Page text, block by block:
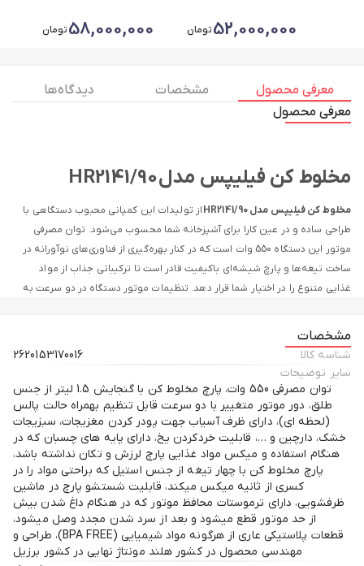
52,000,000تومان 58,000,000تومان
معرفی محصول مشخصات
دیدگاه ها
معرفی محصول
مخلوط کن فیلیپس مدلHR2141/90
مخلوط کن فیلیپس مدل HR2141/90
از تولیدات این کمپانی محبوب دستگاهی با
طراحی ساده و در عین کارا برای آشپزخانه شما محسوب می‌شود. توان مصرفی
موتور این دستگاه 550 وات است که در کنار بهره‌گیری از فناوری‌های نوآورانه در
ساخت تیغه‌ها و پارچ شیشه‌ای باکیفیت قادر است تا ترکیباتی جذاب از مواد
غذایی متنوع را در اختیار شما قرار دهد. تنظیمات موتور دستگاه در دو سرعت به
در کوچک‌ترین محدوده ممکن از آشپزخانه دستگاه را نگهداری و از آن استفاده
کنید.
سیستم انحصاری ProBlend
این سیستم خلاقانه مرکب از 3 ویژگی مخلوط کن فیلیپس است که ترکیبات کاملا
صاف و بدون گوله‌شدن را در کوتاه‌ترین زمان ممکن در اختیار شما قرار می‌دهد.
موتور قدرتمند 550 واتی اولین مولفه این فناوری است. این موتور نیروی لازم
برای گردش یکنواخت مواد غذایی درون پارچ را تامین می‌کند. مولفه دوم طراحی
تیغه‌های استیل است که فرایند برش و ترکیب کردن مواد غذایی را به بهترین
شکل به انجام می‌رساند. آخرین المان نیز مربوط به پارچ پلاستیکی این مخلوط کن
بوده که به لطف برخورداری از فرم ایده‌آل مواد غذایی را به سمت تیغه‌های
دستگاه هدایت می‌کند.
مشخصات
شناسه کالا
2620153170016
سایر توضیحات
توان مصرفی 550 وات، پارچ مخلوط کن با گنجایش 1.5 لیتر از جنس
طلق، دور موتور متغییر با دو سرعت قابل تنظیم بهمراه حالت پالس
(لحظه ای)، دارای ظرف آسیاب جهت پودر کردن مغزیجات، سبزیجات
خشک، دارچین و …، قابلیت خردکردن یخ، دارای پایه های چسبان که در
هنگام استفاده و میکس مواد غذایی پارچ لرزش و تکان نداشته باشد،
پارچ مخلوط کن با چهار تیغه از جنس استیل که براحتی مواد را در
کسری از ثانیه میکس میکند، قابلیت شستشو پارچ در ماشین
ظرفشویی، دارای ترموستات محافظ موتور که در هنگام داغ شدن بیش
از حد موتور قطع میشود و بعد از سرد شدن مجدد وصل میشود،
قطعات پلاستیکی عاری از هرگونه مواد شیمیایی (BPA FREE)، طراحی و
مهندسی محصول در کشور هلند مونتاژ نهایی در کشور برزیل